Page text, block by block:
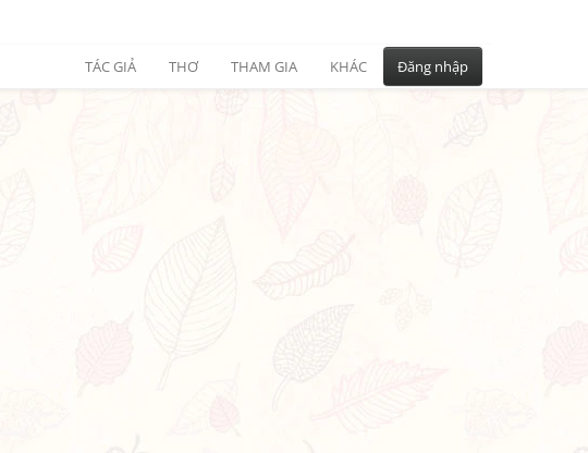
TÁC GIẢ THƠ THAM GIA KHÁC Đăng nhập